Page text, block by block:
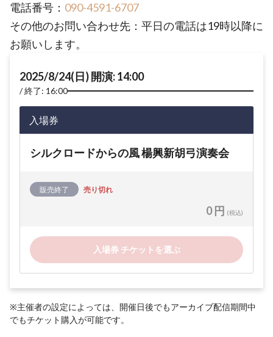
電話番号： 090-4591-6707
その他のお問い合わせ先：平日の電話は19時以降に
お願いします。
2025/8/24(日) 開演: 14:00
終了: 16:00
入場券
シルクロードからの風 楊興新胡弓演奏会
販売終了 売り切れ
0 円 (税込)
入場券 チケットを選ぶ
※主催者の設定によっては、開催日後でもアーカイブ配信期間中
でもチケット購入が可能です。